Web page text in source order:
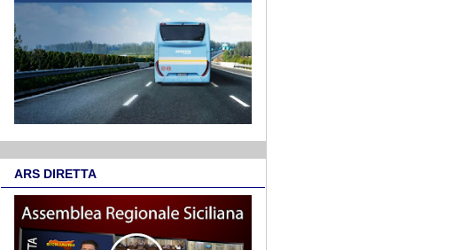
ARS DIRETTA